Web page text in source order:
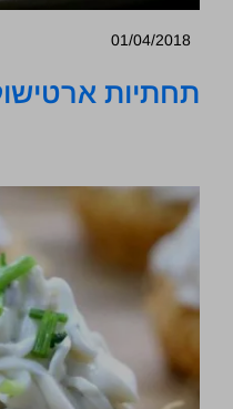
01/04/2018
תחתיות